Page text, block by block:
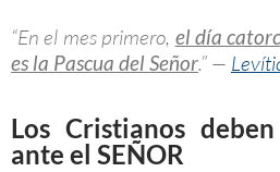
“En el mes primero, el día
es la Pascua del Señor.” —
Los Cristianos
ante el SEÑOR